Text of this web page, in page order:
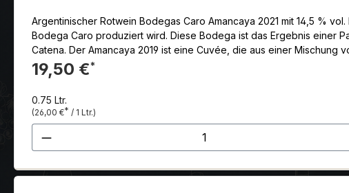
Argentinischer Rotwein Bodegas Caro Amancaya 2021 mit 14,5 %
Bodega Caro produziert wird. Diese Bodega ist das Ergebnis einer
Catena. Der Amancaya 2019 ist eine Cuvée, die aus einer Mischung von zwei Rebsorten hergestellt wird: Malbec und Cabernet Sauvignon. Diese Rebsorten sind für ihre Qualität und ihren
Charakter bekannt und sind in der argentinischen Weinproduktion
19,50 €*
0.75 Ltr.
(26,00 €* / 1 Ltr.)
Produkt Anzahl: Gib den